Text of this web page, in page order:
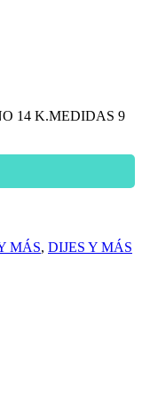
14 K.MEDIDAS 9
MÁS, DIJES Y MÁS